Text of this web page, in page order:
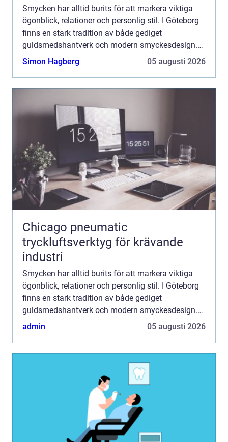
Smycken har alltid burits för att markera viktiga
ögonblick, relationer och personlig stil. I Göteborg
finns en stark tradition av både gediget
guldsmedshantverk och modern smyckesdesign.
Här möts klassiska tekniker och nya uttryck i små
Simon Hagberg 05 augusti 2026
Chicago pneumatic
tryckluftsverktyg för krävande
industri
Smycken har alltid burits för att markera viktiga
ögonblick, relationer och personlig stil. I Göteborg
finns en stark tradition av både gediget
guldsmedshantverk och modern smyckesdesign.
Här möts klassiska tekniker och nya uttryck i små
admin 05 augusti 2026